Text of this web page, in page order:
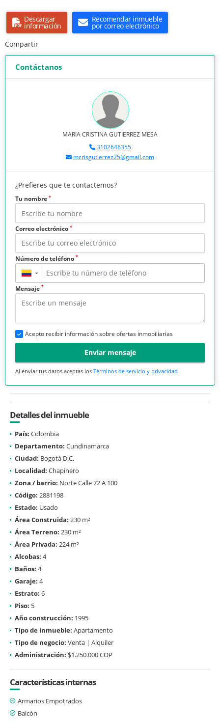
Descargar
información
Recomendar inmueble
por correo electrónico
Compartir
Contáctanos
MARIA CRISTINA GUTIERREZ MESA
3102646355
mcrisgutierrez25@gmail.com
¿Prefieres que te contactemos?
Tu nombre *
Correo electrónico *
Número de teléfono *
▼
Mensaje *
Acepto recibir información sobre ofertas inmobiliarias
Enviar mensaje
Al enviar tus datos aceptas los Términos de servicio y privacidad
Detalles del inmueble
País: Colombia
Departamento: Cundinamarca
Ciudad: Bogotá D.C.
Localidad: Chapinero
Zona / barrio: Norte Calle 72 A 100
Código: 2881198
Estado: Usado
Área Construida: 230 m²
Área Terreno: 230 m²
Área Privada: 224 m²
Alcobas: 4
Baños: 4
Garaje: 4
Estrato: 6
Piso: 5
Año construcción: 1995
Tipo de inmueble: Apartamento
Tipo de negocio: Venta | Alquiler
Administración: $1.250.000 COP
Características internas
Armarios Empotrados
Balcón